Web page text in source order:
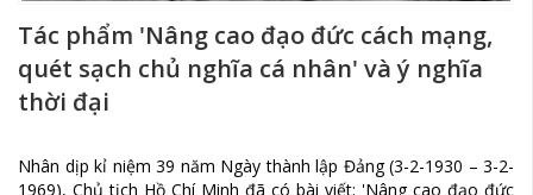
Tác phẩm 'Nâng cao đạo đức cách mạng,
quét sạch chủ nghĩa cá nhân' và ý nghĩa
thời đại
Nhân dịp kỉ niệm 39 năm Ngày thành lập Đảng (3-2-1930 – 3-2-
1969), Chủ tịch Hồ Chí Minh đã có bài viết: 'Nâng cao đạo đức